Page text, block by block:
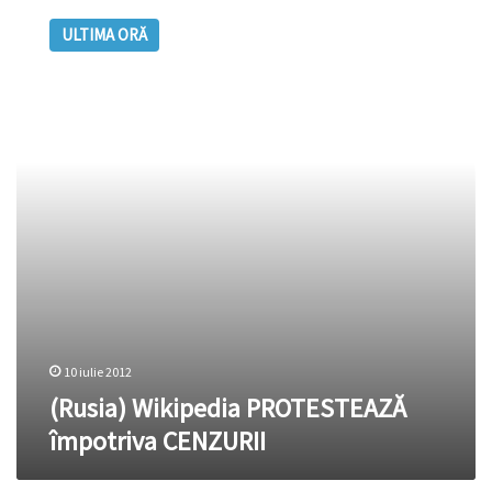
Wikipedia
PROTESTEAZĂ
ULTIMA ORĂ
10 iulie 2012
(Rusia) Wikipedia PROTESTEAZĂ
împotriva CENZURII